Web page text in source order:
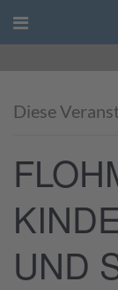
Skip
to
Diese
UND